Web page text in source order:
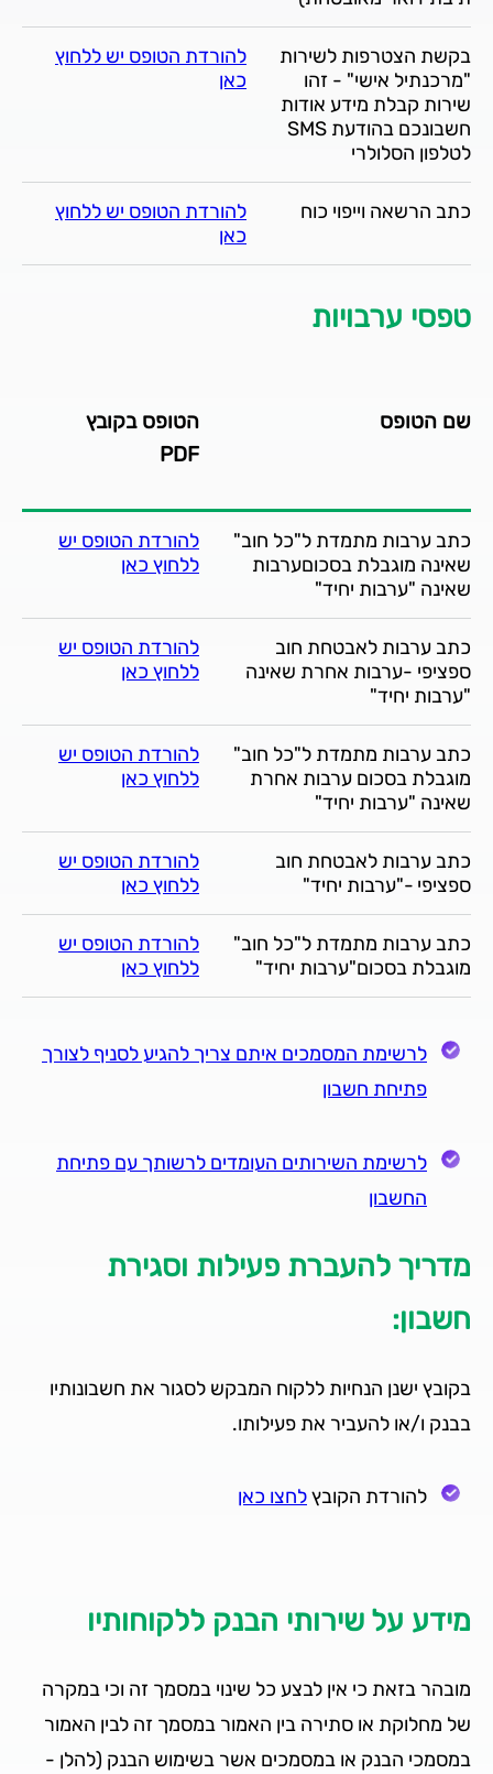
בקשת הצטרפות לשירות
"מרכנתיל אישי" - זהו
שירות קבלת מידע אודות
חשבונכם בהודעת SMS
לטלפון הסלולרי
להורדת הטופס יש ללחוץ
כאן
כתב הרשאה וייפוי כוח
להורדת הטופס יש ללחוץ
כאן
טפסי ערבויות
שם הטופס
הטופס בקובץ
PDF
כתב ערבות מתמדת ל"כל חוב"
שאינה מוגבלת בסכוםערבות
שאינה "ערבות יחיד"
להורדת הטופס יש
ללחוץ כאן
כתב ערבות לאבטחת חוב
ספציפי -ערבות אחרת שאינה
"ערבות יחיד"
להורדת הטופס יש
ללחוץ כאן
כתב ערבות מתמדת ל"כל חוב"
מוגבלת בסכום ערבות אחרת
שאינה "ערבות יחיד"
להורדת הטופס יש
ללחוץ כאן
כתב ערבות לאבטחת חוב
ספציפי -"ערבות יחיד"
להורדת הטופס יש
ללחוץ כאן
כתב ערבות מתמדת ל"כל חוב"
מוגבלת בסכום"ערבות יחיד"
להורדת הטופס יש
ללחוץ כאן
לרשימת המסמכים איתם צריך להגיע לסניף לצורך
פתיחת חשבון
לרשימת השירותים העומדים לרשותך עם פתיחת
החשבון
מדריך להעברת פעילות וסגירת
חשבון:
בקובץ ישנן הנחיות ללקוח המבקש לסגור את חשבונותיו
בבנק ו/או להעביר את פעילותו.
להורדת הקובץלחצו כאן
מידע על שירותי הבנק ללקוחותיו
מובהר בזאת כי אין לבצע כל שינוי במסמך זה וכי במקרה
של מחלוקת או סתירה בין האמור במסמך זה לבין האמור
במסמכי הבנק או במסמכים אשר בשימוש הבנק (להלן ­